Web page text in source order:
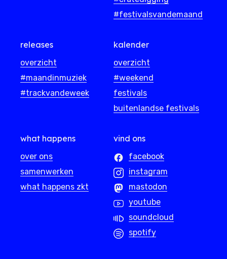
#festivalsvandemaand
releases
overzicht
#maandinmuziek
#trackvandeweek
kalender
overzicht
#weekend
festivals
buitenlandse festivals
what happens
over ons
samenwerken
what happens zkt
vind ons
facebook
instagram
mastodon
youtube
soundcloud
spotify